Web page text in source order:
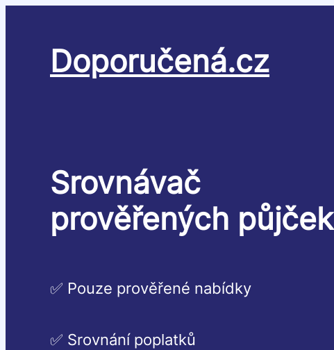
Doporučená.cz
Srovnávač
prověřených půjček
✅ Pouze prověřené nabídky
✅ Srovnání poplatků